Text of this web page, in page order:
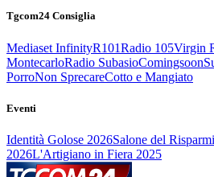
Tgcom24 Consiglia
Mediaset InfinityR101Radio 105Virgin
MontecarloRadio SubasioComingsoon
PorroNon SprecareCotto e Mangiato
Eventi
Identità Golose 2026Salone del
2026L'Artigiano in Fiera 2025